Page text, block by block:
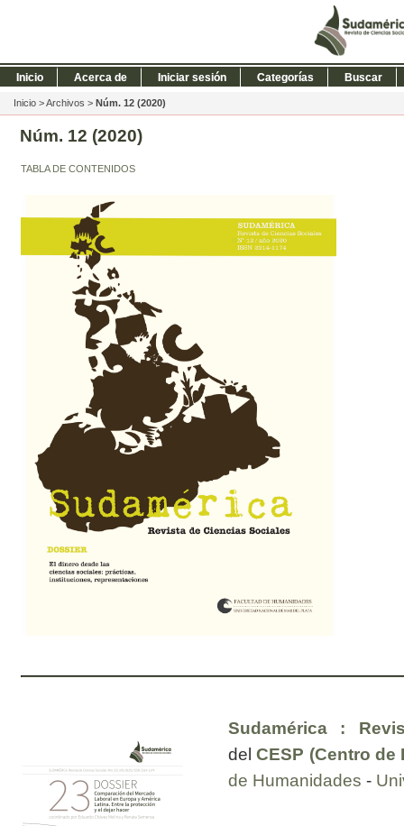
Inicio Acerca de Iniciar sesión Categorías Buscar
Inicio >Archivos > Núm. 12 (2020)
Núm. 12 (2020)
TABLA DE CONTENIDOS
Sudamérica :
delCESP (Centro
de Humanidades -